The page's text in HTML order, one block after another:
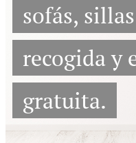
sofás,
recogida y
gratuita.